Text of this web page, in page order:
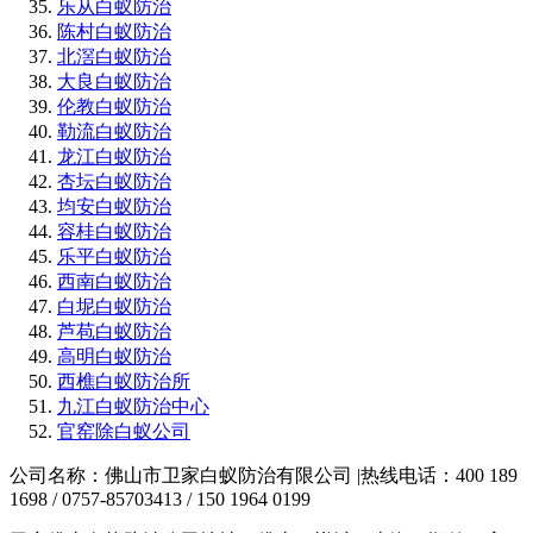
乐从白蚁防治
陈村白蚁防治
北滘白蚁防治
大良白蚁防治
伦教白蚁防治
勒流白蚁防治
龙江白蚁防治
杏坛白蚁防治
均安白蚁防治
容桂白蚁防治
乐平白蚁防治
西南白蚁防治
白坭白蚁防治
芦苞白蚁防治
高明白蚁防治
西樵白蚁防治所
九江白蚁防治中心
官窑除白蚁公司
公司名称：佛山市卫家白蚁防治有限公司 |热线电话：400 189
1698 / 0757-85703413 / 150 1964 0199